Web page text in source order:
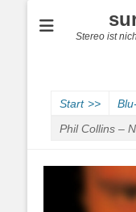
Stereo ist
Start >>
Phil Collins –